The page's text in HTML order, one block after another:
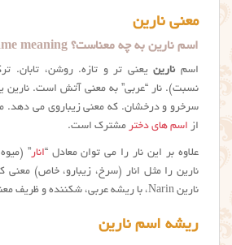
معنی نارین
اسم نارین به چه معناست؟ Narin name meaning
اسم نارینیعنی تر و تازه. روشن، تابان.
نسبت). نار “عربی” به معنی آتش است. نارین
سرخرو و درخشان. که معنی زیباروی می دهد.
از اسم های دختر مشترک است.
علاوه بر این نار را می توان معادل “انار”
نارین را مثل انار (سرخ، زیبارو، خاص)
نارین Narin، با ریشه عربی، شکننده و ظریف معنی شده است.
ریشه اسم نارین